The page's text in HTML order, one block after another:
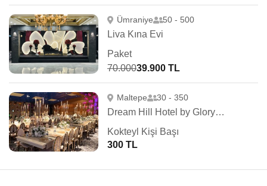
Ümraniye 50 - 500
Liva Kına Evi
Paket
70.00039.900 TL
Maltepe 30 - 350
Dream Hill Hotel by Glory Wedding
Kokteyl Kişi Başı
300 TL